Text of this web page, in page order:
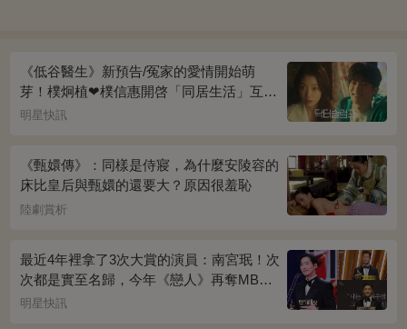
《低谷醫生》新預告/冤家的愛情開始萌
芽！樸炯植❤樸信惠開啓「同居生活」互相
共鳴、安慰~
明星快訊
《甄嬛傳》：同樣是侍寢，為什麼安陵容的
床比皇后與甄嬛的還要大？原因很羞恥
陸劇賞析
最近4年裡拿了3次大賞的演員：南宮珉！次
次都是實至名歸，今年《戀人》再奪MBC
演技大賞
明星快訊